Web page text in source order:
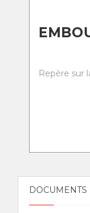
Repère sur
DOCUMENTS